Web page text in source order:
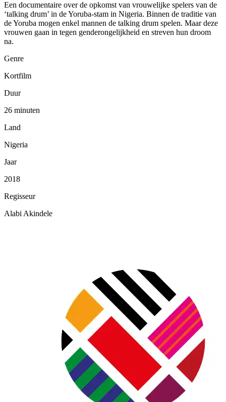
Een documentaire over de opkomst van vrouwelijke spelers van de
‘talking drum’ in de Yoruba-stam in Nigeria. Binnen de traditie van
de Yoruba mogen enkel mannen de talking drum spelen. Maar deze
vrouwen gaan in tegen genderongelijkheid en streven hun droom
na.
Genre
Kortfilm
Duur
26 minuten
Land
Nigeria
Jaar
2018
Regisseur
Alabi Akindele